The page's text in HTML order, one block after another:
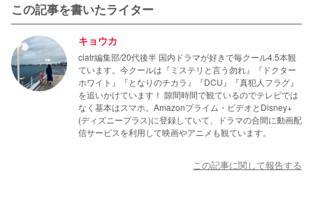
この記事を書いたライター
キョウカ
ciatr編集部/20代後半 国内ドラマが好きで毎クール4.5本観
ています。今クールは『ミステリと言う勿れ』『ドクター
ホワイト』『となりのチカラ』『DCU』『真犯人フラグ』
を追いかけています！ 隙間時間で観ているのでテレビでは
なく基本はスマホ。Amazonプライム・ビデオとDisney+
(ディズニープラス)に登録していて、ドラマの合間に動画配
信サービスを利用して映画やアニメも観ています。
この記事に関して報告する